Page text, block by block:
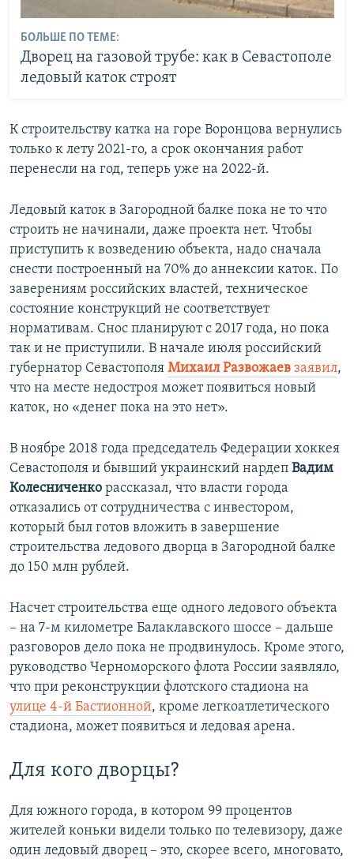
БОЛЬШЕ ПО ТЕМЕ:
Дворец на газовой трубе: как в Севастополе
ледовый каток строят
К строительству катка на горе Воронцова вернулись
только к лету 2021-го, а срок окончания работ
перенесли на год, теперь уже на 2022-й.
Ледовый каток в Загородной балке пока не то что
строить не начинали, даже проекта нет. Чтобы
приступить к возведению объекта, надо сначала
снести построенный на 70% до аннексии каток. По
заверениям российских властей, техническое
состояние конструкций не соответствует
нормативам. Снос планируют с 2017 года, но пока
так и не приступили. В начале июля российский
губернатор Севастополя Михаил Развожаев заявил,
что на месте недостроя может появиться новый
каток, но «денег пока на это нет».
В ноябре 2018 года председатель Федерации хоккея
Севастополя и бывший украинский нардеп Вадим
Колесниченко рассказал, что власти города
отказались от сотрудничества с инвестором,
который был готов вложить в завершение
строительства ледового дворца в Загородной балке
до 150 млн рублей.
Насчет строительства еще одного ледового объекта
– на 7-м километре Балаклавского шоссе – дальше
разговоров дело пока не продвинулось. Кроме этого,
руководство Черноморского флота России заявляло,
что при реконструкции флотского стадиона на
улице 4-й Бастионной, кроме легкоатлетического
стадиона, может появиться и ледовая арена.
Для кого дворцы?
Для южного города, в котором 99 процентов
жителей коньки видели только по телевизору, даже
один ледовый дворец – это, скорее всего, многовато,